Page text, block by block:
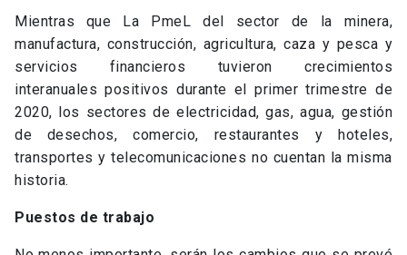
Mientras que La PmeL del sector de la minera,
manufactura, construcción, agricultura, caza y pesca y
servicios financieros tuvieron crecimientos
interanuales positivos durante el primer trimestre de
2020, los sectores de electricidad, gas, agua, gestión
de desechos, comercio, restaurantes y hoteles,
transportes y telecomunicaciones no cuentan la misma
historia.
Puestos de trabajo